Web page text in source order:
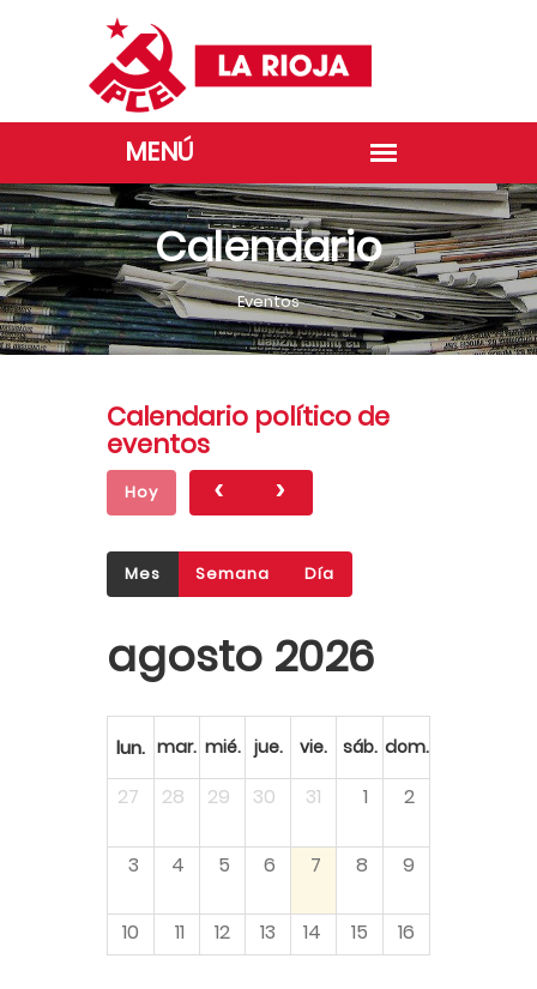
Calendario
Eventos
Calendario político de
eventos
Hoy
Mes Semana Día
agosto 2026
lun. mar. mié. jue. vie. sáb. dom.
27 28 29 30 31 1 2
3 4 5 6 7 8 9
10 11 12 13 14 15 16